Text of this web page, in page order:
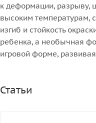
к деформации, разрыву,
высоким температурам,
изгиб и стойкость
ребенка, а необычная
игровой форме,
Статьи